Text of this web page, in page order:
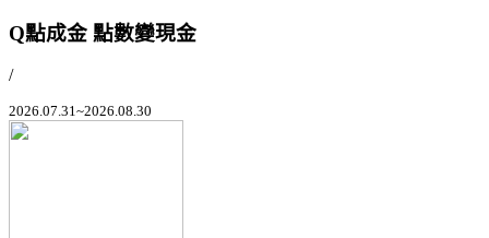
Q點成金 點數變現金
/
2026.07.31~2026.08.30